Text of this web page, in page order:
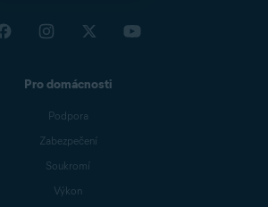
Pro domácnosti
Podpora
Zabezpečení
Soukromí
Výkon